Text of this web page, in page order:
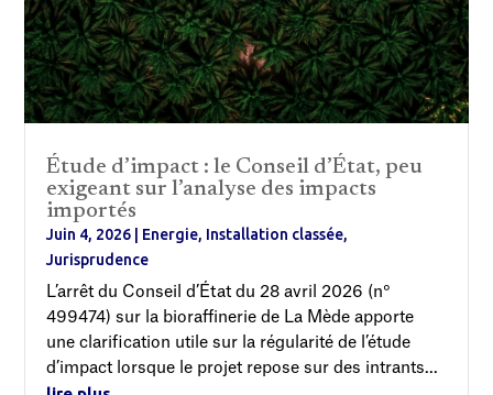
Étude d’impact : le Conseil d’État, peu
exigeant sur l’analyse des impacts
importés
Juin 4, 2026 Energie, Installation classée,
Jurisprudence
L’arrêt du Conseil d’État du 28 avril 2026 (n°
499474) sur la bioraffinerie de La Mède apporte
une clarification utile sur la régularité de l’étude
d’impact lorsque le projet repose sur des intrants...